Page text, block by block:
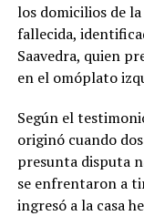
los domicilios de
fallecida,
Saavedra, quien
en el omóplato
Según el
originó cuando
presunta disputa
se enfrentaron a
ingresó a la casa